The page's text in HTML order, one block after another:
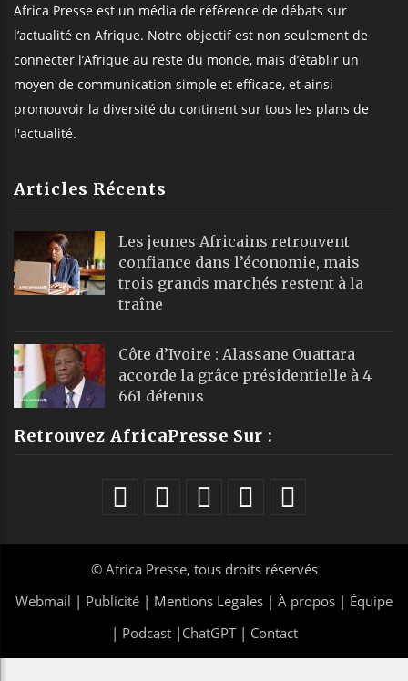
Africa Presse est un média de référence de débats sur
l’actualité en Afrique. Notre objectif est non seulement de
connecter l’Afrique au reste du monde, mais d’établir un
moyen de communication simple et efficace, et ainsi
promouvoir la diversité du continent sur tous les plans de
l'actualité.
Articles Récents
Les jeunes Africains retrouvent
confiance dans l’économie, mais
trois grands marchés restent à la
traîne
Côte d’Ivoire : Alassane Ouattara
accorde la grâce présidentielle à 4
661 détenus
Retrouvez AfricaPresse Sur :
© Africa Presse, tous droits réservés
Webmail | Publicité | Mentions Legales | À propos | Équipe
| Podcast| ChatGPT| Contact